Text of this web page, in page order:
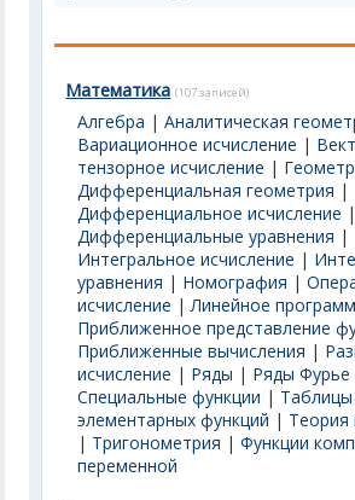
Математика (107 записей)
Алгебра |Аналитическая
Вариационное исчисление |
тензорное исчисление |
Дифференциальная геометрия |
Дифференциальное исчисление |
Дифференциальные уравнения |
Интегральное исчисление |
уравнения | Номография |
исчисление |Линейное
Приближенное представление
Приближенные вычисления |
исчисление | Ряды | Ряды Фурье
Специальные функции | Таблицы
элементарных функций | Теория
| Тригонометрия |Функции
переменной